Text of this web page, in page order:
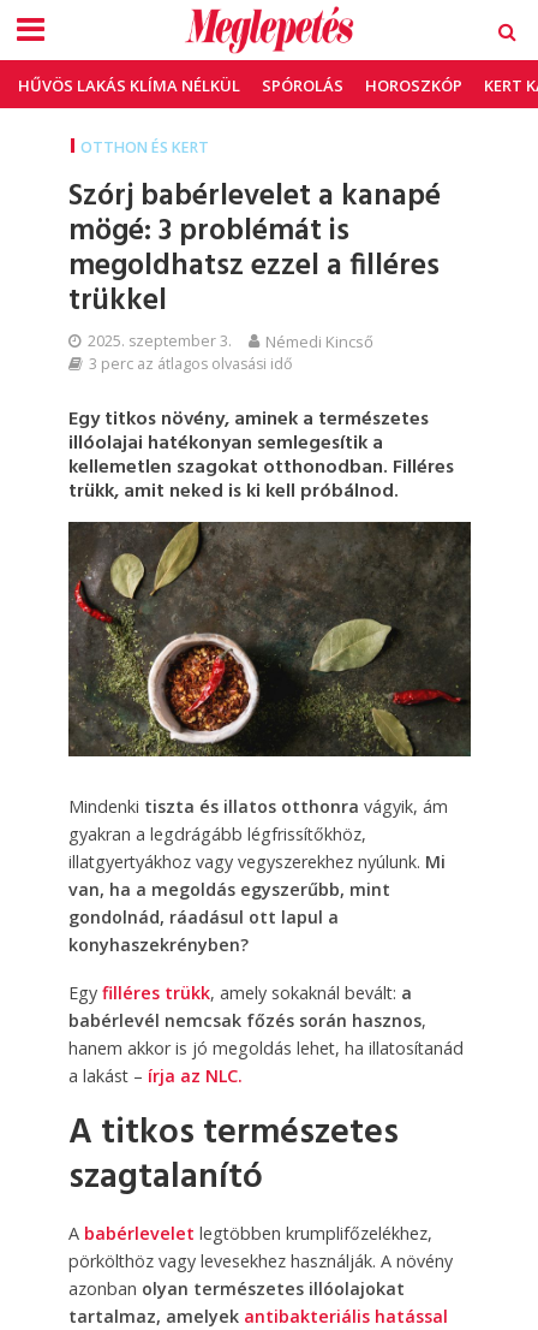
HŰVÖS LAKÁS KLÍMA NÉLKÜL SPÓROLÁS HOROSZKÓP KERT
OTTHON ÉS KERT
Szórj babérlevelet a kanapé
mögé: 3 problémát is
megoldhatsz ezzel a filléres
trükkel
2025. szeptember 3. Némedi Kincső
3 perc az átlagos olvasási idő
Egy titkos növény, aminek a természetes
illóolajai hatékonyan semlegesítik a
kellemetlen szagokat otthonodban. Filléres
trükk, amit neked is ki kell próbálnod.
Mindenki tiszta és illatos otthonra vágyik, ám
gyakran a legdrágább légfrissítőkhöz,
illatgyertyákhoz vagy vegyszerekhez nyúlunk. Mi
van, ha a megoldás egyszerűbb, mint
gondolnád, ráadásul ott lapul a
konyhaszekrényben?
Egy filléres trükk, amely sokaknál bevált: a
babérlevél nemcsak főzés során hasznos,
hanem akkor is jó megoldás lehet, ha illatosítanád
a lakást – írja az NLC.
A titkos természetes
szagtalanító
A babérlevelet legtöbben krumplifőzelékhez,
pörkölthöz vagy levesekhez használják. A növény
azonban olyan természetes illóolajokat
tartalmaz, amelyek antibakteriális hatással